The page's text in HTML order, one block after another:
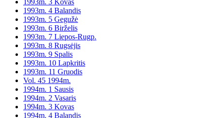
1993m. 3 Kovas
1993m. 4 Balandis
1993m. 5 Gegužė
1993m. 6 Birželis
1993m. 7 Liepos-Rugp.
1993m. 8 Rugsėjis
1993m. 9 Spalis
1993m. 10 Lapkritis
1993m. 11 Gruodis
Vol. 45 1994m.
1994m. 1 Sausis
1994m. 2 Vasaris
1994m. 3 Kovas
1994m. 4 Balandis